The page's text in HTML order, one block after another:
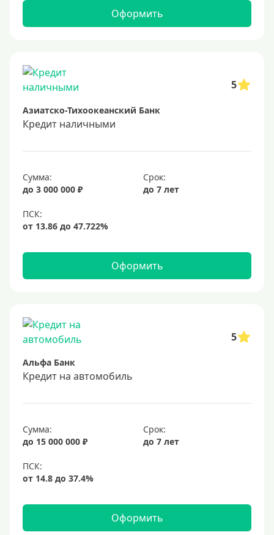
Онлайн заявка
Способы выдачи
Не выходя из дома
С доставкой на дом
Наличными
В долларах США
В евро
Заемщики
Для бюджетников и госслужащих
Иностранным гражданам
Безработным
Без стажа работы
Для самозанятых
До 75 лет
До 80 лет
Оформить
5
Азиатско-Тихоокеанский Банк
Кредит наличными
Сумма:
до 3 000 000 ₽
Срок:
до 7 лет
Оформить
5
Альфа Банк
Кредит на автомобиль
Сумма:
до 15 000 000 ₽
Срок:
до 7 лет
Оформить